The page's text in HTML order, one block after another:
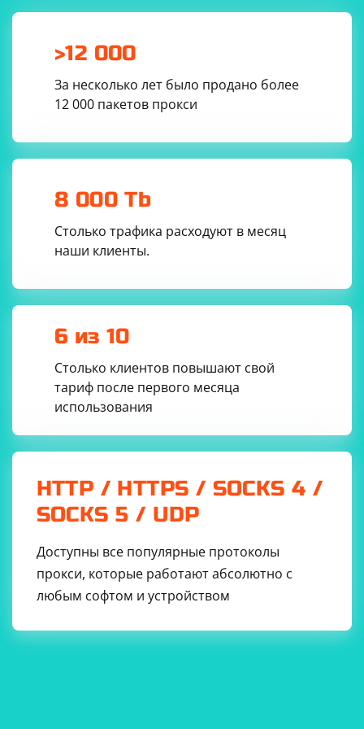
>12 000
За несколько лет было продано более
12 000 пакетов прокси
8 000 Tb
Столько трафика расходуют в месяц
наши клиенты.
6 из 10
Столько клиентов повышают свой
тариф после первого месяца
использования
HTTP / HTTPS / SOCKS 4 /
SOCKS 5 / UDP
Доступны все популярные протоколы
прокси, которые работают абсолютно с
любым софтом и устройством